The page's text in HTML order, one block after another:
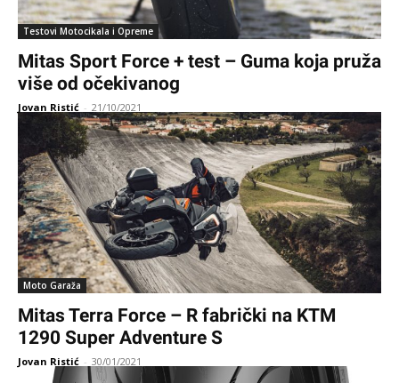
Testovi Motocikala i Opreme
Mitas Sport Force + test – Guma koja pruža
više od očekivanog
Jovan Ristić - 21/10/2021
Moto Garaža
Mitas Terra Force – R fabrički na KTM
1290 Super Adventure S
Jovan Ristić - 30/01/2021